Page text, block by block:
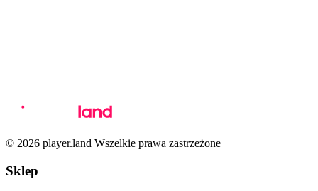
© 2026 player.land Wszelkie prawa zastrzeżone
Sklep